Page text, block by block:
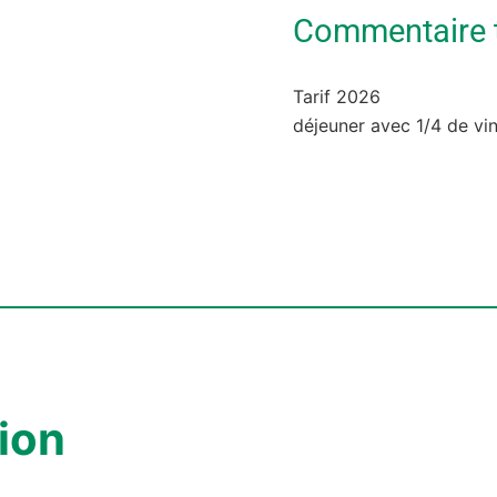
Tarif 2026
déjeuner avec 1/4 de